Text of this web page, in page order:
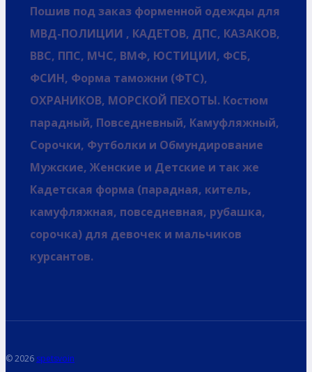
Пошив под заказ форменной одежды для
МВД-ПОЛИЦИИ , КАДЕТОВ, ДПС, КАЗАКОВ,
ВВС, ППС, МЧС, ВМФ, ЮСТИЦИИ, ФСБ,
ФСИН, Форма таможни (ФТС),
ОХРАНИКОВ, МОРСКОЙ ПЕХОТЫ. Костюм
парадный, Повседневный, Камуфляжный,
Сорочки, Футболки и Обмундирование
Мужские, Женские и Детские и так же
Кадетская форма (парадная, китель,
камуфляжная, повседневная, рубашка,
сорочка) для девочек и мальчиков
курсантов.
© 2026 spetsvoin